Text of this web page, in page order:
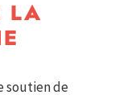
LA
soutien de